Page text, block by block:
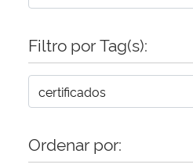
Gabinete de Segurança Institucional
Advocacia-Geral da União
Filtro por Tag(s):
Ordenar por: